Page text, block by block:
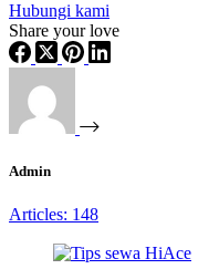
Hubungi kami
Share your love
Admin
Articles: 148